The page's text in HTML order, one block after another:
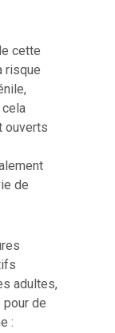
cette
risque
ouverts
de
adultes,
de
: